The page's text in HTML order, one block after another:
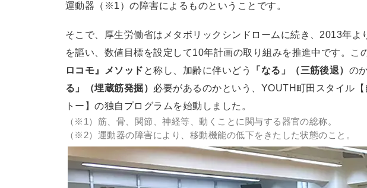
運動器（※1）の障害によるものということです。
そこで、厚生労働省はメタボリックシンドロームに続き、2013年
を謳い、数値目標を設定して10年計画の取り組みを推進中です。こ
ロコモ』メソッド と称し、加齢に伴いどう 「なる」（三筋後退） の
る」（埋蔵筋発掘） 必要があるのかという、YOUTH町田スタイル
トー】の独自プログラムを始動しました。
（※1）筋、骨、関節、神経等、動くことに関与する器官の総称。
（※2）運動器の障害により、移動機能の低下をきたした状態のこと。